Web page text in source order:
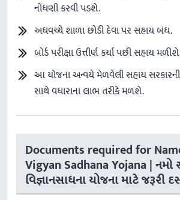
નોંધણી કરવી પડશે.
અધવચ્ચે શાળા છોડી દેવા પર સહાય બંધ.
બોર્ડ પરીક્ષા ઉત્તીર્ણ કર્યા પછી સહાય
આ યોજના અન્વયે મેળવેલી સહાય
સાથે વધારાના લાભ તરીકે મળશે.
Documents required for
Vigyan Sadhana Yojana | નમો
વિજ્ઞાનસાધના યોજના માટે જરૂરી